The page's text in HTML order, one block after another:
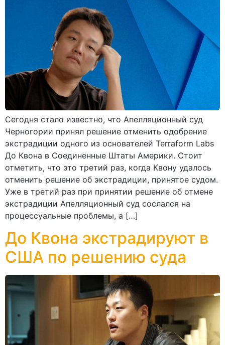
Сегодня стало известно, что Апелляционный суд
Черногории принял решение отменить одобрение
экстрадиции одного из основателей Terraform Labs
До Квона в Соединенные Штаты Америки. Стоит
отметить, что это третий раз, когда Квону удалось
отменить решение об экстрадиции, принятое судом.
Уже в третий раз при принятии решение об отмене
экстрадиции Апелляционный суд сослался на
процессуальные проблемы, а […]
До Квона экстрадируют в
США по решению суда